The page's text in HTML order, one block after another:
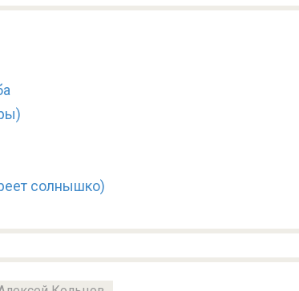
солнышко)